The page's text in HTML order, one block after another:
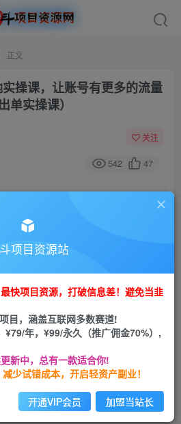
正文
操课，让账号有更多的流量
单实操课）
关注
542 47
后查看
9.9金币99
登录！建议登陆后购买，可保存购买订单
项目资源站
快项目资源，打破信息差！避免当韭
目，涵盖互联网多数赛道!
¥79/年，¥99/永久（推广佣金70%）,
新中，总有一款适合你!
少试错成本，开启轻资产副业！
开通VIP会员 加盟当站长